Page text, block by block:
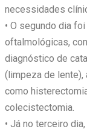
necessidades
• O segundo dia
oftalmológicas,
diagnóstico de
(limpeza de lente),
como
colecistectomia.
• Já no terceiro